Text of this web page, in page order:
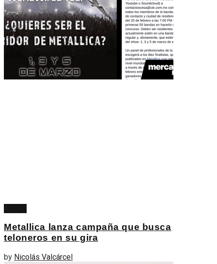
Metallica lanza campaña que busca
teloneros en su gira
by Nicolás Valcárcel